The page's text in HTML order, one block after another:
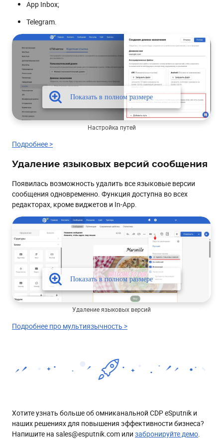
App Inbox;
Telegram.
Настройка путей
Подробнее >
Удаление языковых версий сообщения
Появилась возможность удалить все языковые версии
сообщения одновременно. Функция доступна во всех
редакторах, кроме виджетов и In-App.
Удаление языковых версий
Подробнее про мультиязычность >
Хотите узнать больше об омниканальной CDP eSputnik и
наших решениях для повышения эффективности бизнеса?
Напишите на sales@esputnik.com или забронируйте демо.